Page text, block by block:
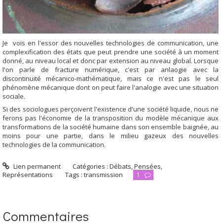
Je vois en l'essor des nouvelles technologies de communication, une
complexification des états que peut prendre une société à un moment
donné, au niveau local et donc par extension au niveau global. Lorsque
l'on parle de fracture numérique, c'est par anlaogie avec la
discontinuité mécanico-mathématique, mais ce n'est pas le seul
phénomène mécanique dont on peut faire l'analogie avec une situation
sociale.
Si des sociologues perçoivent l'existence d'une société liquide, nous ne
ferons pas l'économie de la transposition du modèle mécanique aux
transformations de la société humaine dans son ensemble baignée, au
moins pour une partie, dans le milieu gazeux des nouvelles
technologies de la communication.
Lien permanent Catégories :Débats,Pensées,
Représentations
Tags : transmission 1
Commentaires